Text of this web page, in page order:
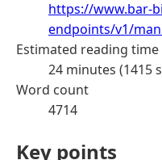
https://www.bar-
endpoints/v1/
Estimated reading time
24 minutes (1415
Word count
4714
Key points